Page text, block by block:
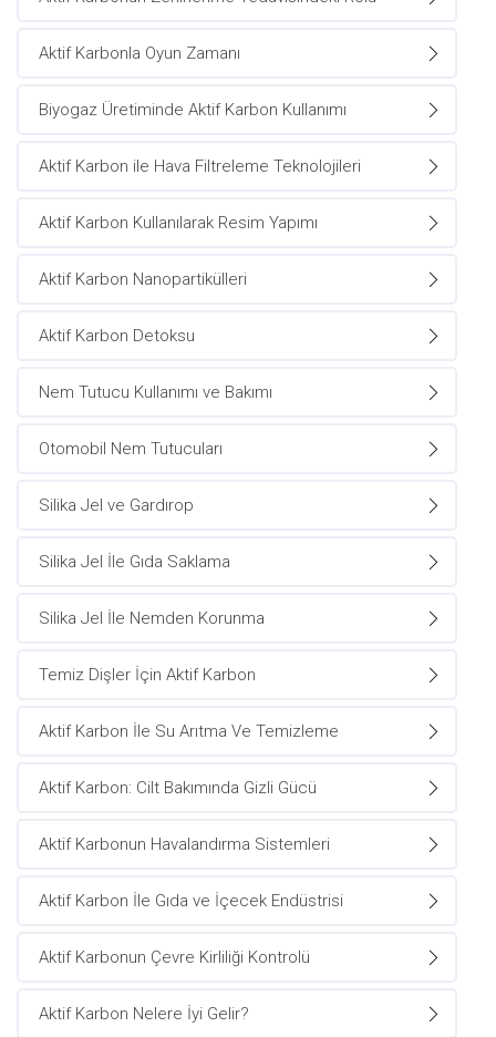
Aktif Karbonla Oyun Zamanı
Biyogaz Üretiminde Aktif Karbon Kullanımı
Aktif Karbon ile Hava Filtreleme Teknolojileri
Aktif Karbon Kullanılarak Resim Yapımı
Aktif Karbon Nanopartikülleri
Aktif Karbon Detoksu
Nem Tutucu Kullanımı ve Bakımı
Otomobil Nem Tutucuları
Silika Jel ve Gardırop
Silika Jel İle Gıda Saklama
Silika Jel İle Nemden Korunma
Temiz Dişler İçin Aktif Karbon
Aktif Karbon İle Su Arıtma Ve Temizleme
Aktif Karbon: Cilt Bakımında Gizli Gücü
Aktif Karbonun Havalandırma Sistemleri
Aktif Karbon İle Gıda ve İçecek Endüstrisi
Aktif Karbonun Çevre Kirliliği Kontrolü
Aktif Karbon Nelere İyi Gelir?